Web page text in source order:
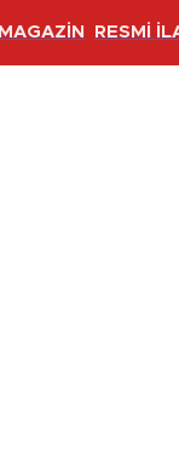
MAGAZİN RESMİ